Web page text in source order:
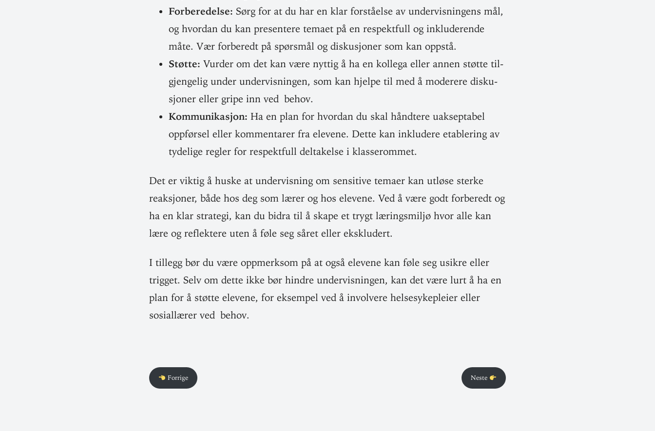
For­be­re­delse: Sørg for at du har en klar for­ståelse av under­vis­ningens mål,
og hvordan du kan pre­sentere temaet på en respektfull og inklu­de­rende
måte. Vær for­beredt på spørsmål og dis­ku­sjoner som kan oppstå.
Støtte: Vurder om det kan være nyttig å ha en kollega eller annen støtte til­
gjen­gelig under under­vis­ningen, som kan hjelpe til med å moderere dis­ku­
sjoner eller gripe inn ved behov.
Kom­mu­ni­kasjon: Ha en plan for hvordan du skal håndtere uak­sep­tabel
opp­førsel eller kom­men­tarer fra elevene. Dette kan inkludere etab­lering av
tydelige regler for respektfull del­ta­kelse i klasserommet.
Det er viktig å huske at under­visning om sen­sitive temaer kan utløse sterke
reak­sjoner, både hos deg som lærer og hos elevene. Ved å være godt for­beredt og
ha en klar strategi, kan du bidra til å skape et trygt lærings­miljø hvor alle kan
lære og reflektere uten å føle seg såret eller ekskludert.
I tillegg bør du være opp­merksom på at også elevene kan føle seg usikre eller
trigget. Selv om dette ikke bør hindre under­vis­ningen, kan det være lurt å ha en
plan for å støtte elevene, for eksempel ved å involvere helse­syke­pleier eller
sosial­lærer ved behov.
Forrige Neste